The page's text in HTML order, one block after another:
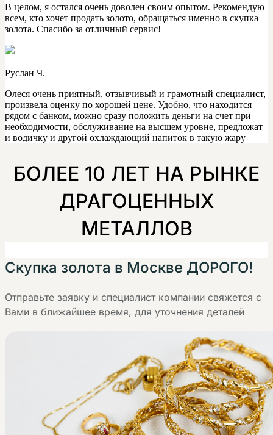
В целом, я остался очень доволен своим опытом. Рекомендую
всем, кто хочет продать золото, обращаться именно в скупка
золота. Спасибо за отличный сервис!
Руслан Ч.
Олеся очень приятный, отзывчивый и грамотный специалист,
произвела оценку по хорошей цене. Удобно, что находится
рядом с банком, можно сразу положить деньги на счет при
необходимости, обслуживание на высшем уровне, предложат
и водичку и другой охлаждающий напиток в такую жару
БОЛЕЕ 10 ЛЕТ НА РЫНКЕ
ДРАГОЦЕННЫХ
МЕТАЛЛОВ
Скупка золота в Москве ДОРОГО!
Отправьте заявку и специалист компании свяжется с
Вами в ближайшее время, для уточнения деталей